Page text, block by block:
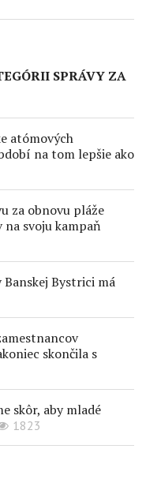
SPRÁVY ZA
atómových
na tom lepšie ako
za obnovu pláže
na svoju kampaň
Bystrici má
skončila s
skôr, aby mladé
1823